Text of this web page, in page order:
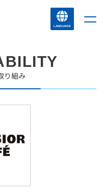
LANGUAGE
り組み